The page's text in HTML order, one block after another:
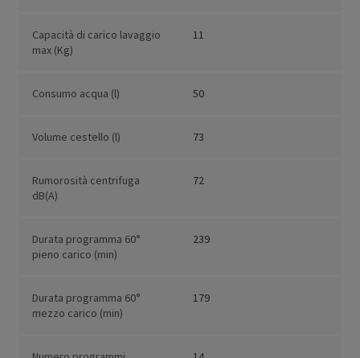
Capacità di carico lavaggio
max (Kg)
11
Consumo acqua (l) 50
Volume cestello (l) 73
Rumorosità centrifuga
dB(A)
72
Durata programma 60°
pieno carico (min)
239
Durata programma 60°
mezzo carico (min)
179